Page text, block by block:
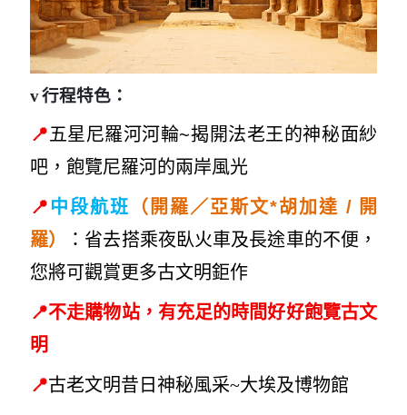
v行程特色：
📍五星尼羅河河輪~揭開法老王的神秘面紗
吧，飽覽尼羅河的兩岸風光
📍 中段航班 （開羅／亞斯文*胡加達 / 開
羅）
：省去搭乘夜臥火車及長途車的不便，
您將可觀賞更多古文明鉅作
📍不走購物站，有充足的時間好好飽覽古文
明
📍古老文明昔日神秘風采~大埃及博物館